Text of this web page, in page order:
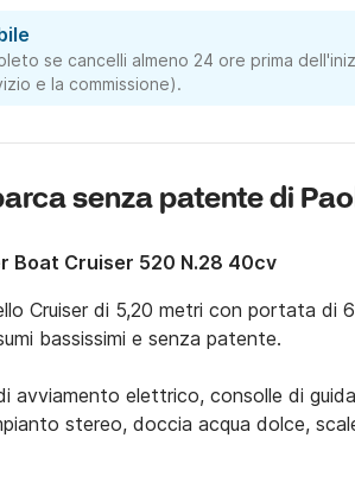
se cancelli almeno 24 ore prima
e la commissione).
senza patente di
Boat Cruiser 520 N.28 40cv
Cruiser di 5,20 metri con portata di
bassissimi e senza patente.
avviamento elettrico, consolle di
stereo, doccia acqua dolce,